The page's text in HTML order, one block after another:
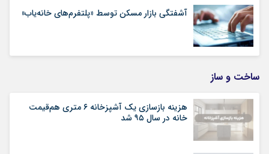
آشفتگی بازار مسکن توسط «پلتفرم‌های خانه‌یاب»
ساخت و ساز
هزینه بازسازی یک آشپزخانه ۶ متری هم‌قیمت
خانه در سال ۹۵ شد